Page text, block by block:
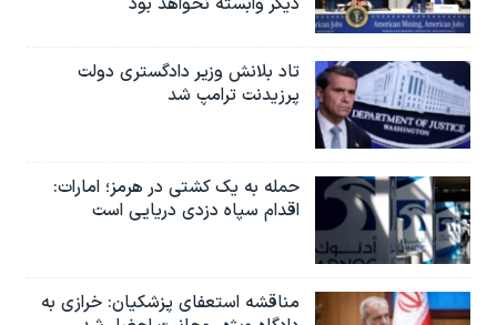
تاد بلانش وزیر دادگستری دولت
پرزیدنت ترامپ شد
حمله به یک کشتی در هرمز؛ امارات:
اقدام سپاه دزدی دریایی است
مناقشه استعفای پزشکیان: خرازی به